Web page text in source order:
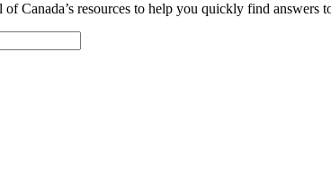
Canada’s resources to help you quickly find